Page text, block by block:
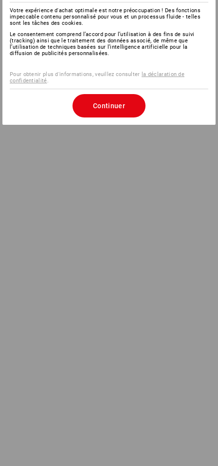
Votre expérience d'achat optimale est notre préoccupation ! Des fonctions
impeccable contenu personnalisé pour vous et un processus fluide - telles
sont les tâches des cookies.
Le consentement comprend l’accord pour l’utilisation à des fins de suivi
(tracking) ainsi que le traitement des données associé, de même que
l’utilisation de techniques basées sur l’intelligence artificielle pour la
diffusion de publicités personnalisées.
Pour obtenir plus d'informations, veuillez consulter la déclaration de
confidentialité.
Continuer